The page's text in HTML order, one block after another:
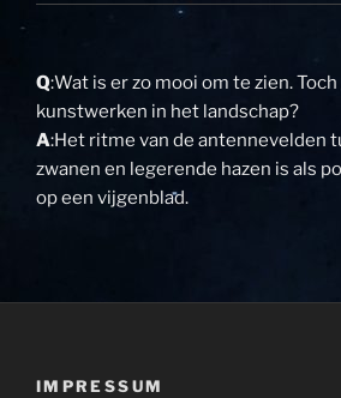
Q:Wat is er zo mooi om te zien.
kunstwerken in het landschap?
A:Het ritme van de antennevelden
zwanen en legerende hazen is als
op een vijgenblad.
IMPRESSUM